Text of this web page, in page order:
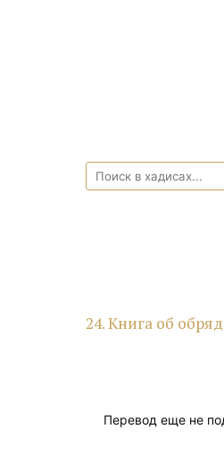
24. Книга об
Перевод еще не